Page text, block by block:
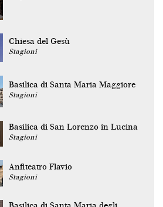
Chiesa del Gesù
Stagioni
Basilica di Santa Maria Maggiore
Stagioni
Basilica di San Lorenzo in Lucina
Stagioni
Anfiteatro Flavio
Stagioni